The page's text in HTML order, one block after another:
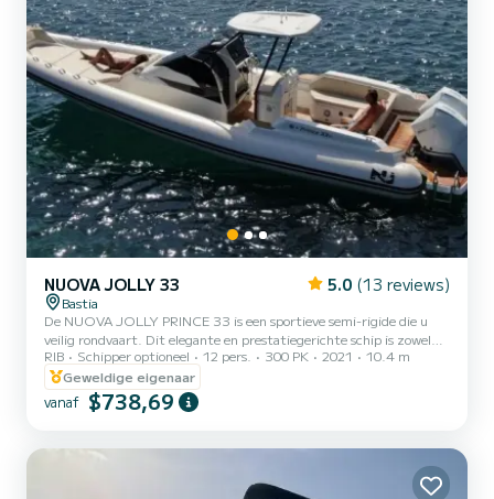
NUOVA JOLLY 33 5.0 (13 reviews)
Bastia
De NUOVA JOLLY PRINCE 33 is een sportieve semi-rigide die u
veilig rondvaart. Dit elegante en prestatiegerichte schip is zowel
geschikt voor lange cruises als voor kortere uitstapjes. Met zijn
diepe V-romp biedt het uitstekende stabiliteit en zorgt het voor
een soepele vaart, zelfs op ruwe zee, aangedreven door een
krachtige motor van 600 pk. Het heeft een prachtig voorschip en
RIB Schipper optioneel 12 pers. 300 PK 2021
10.4 m
Geweldige eigenaar
vanaf $738,69